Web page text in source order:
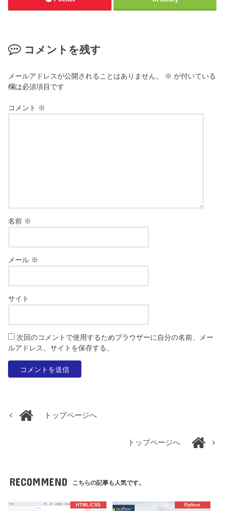
コメントを残す
メールアドレスが公開されることはありません。 ※ が付いている
欄は必須項目です
コメント ※
名前 ※
メール ※
サイト
次回のコメントで使用するためブラウザーに自分の名前、メー
ルアドレス、サイトを保存する。
トップページへ
トップページへ
RECOMMEND こちらの記事も人気です。
HTML/CSS Python